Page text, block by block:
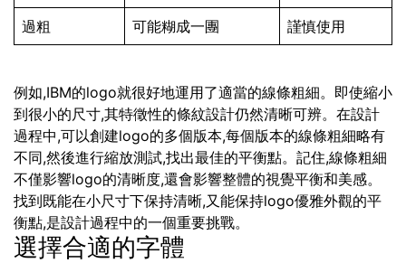
過粗 可能糊成一團 謹慎使用
例如,IBM的logo就很好地運用了適當的線條粗細。即使縮小
到很小的尺寸,其特徵性的條紋設計仍然清晰可辨。在設計
過程中,可以創建logo的多個版本,每個版本的線條粗細略有
不同,然後進行縮放測試,找出最佳的平衡點。記住,線條粗細
不僅影響logo的清晰度,還會影響整體的視覺平衡和美感。
找到既能在小尺寸下保持清晰,又能保持logo優雅外觀的平
衡點,是設計過程中的一個重要挑戰。
選擇合適的字體